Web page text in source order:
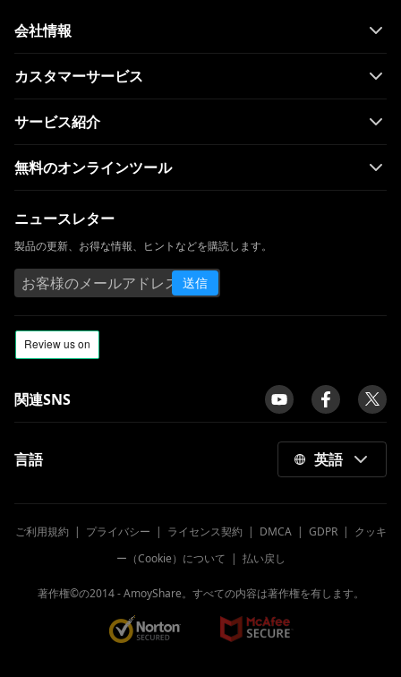
会社情報
カスタマーサービス
サービス紹介
無料のオンラインツール
ニュースレター
製品の更新、お得な情報、ヒントなどを購読します。
送信
関連SNS
言語 英語
ご利用規約 | プライバシー | ライセンス契約 | DMCA| GDPR| クッキ
ー（Cookie）について | 払い戻し
著作権©の2014 -AmoyShare。すべての内容は著作権を有します。